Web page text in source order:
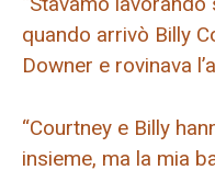
quando arrivò Billy
Downer e rovinava
“Courtney e Billy
insieme, ma la mia